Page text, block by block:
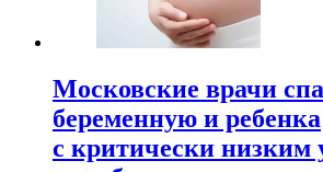
Московские врачи
беременную и ребенка
с критически низким